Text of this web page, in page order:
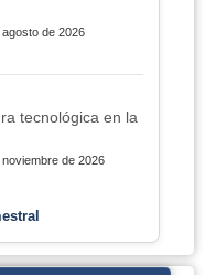
de 2026
tecnológica en la
de 2026